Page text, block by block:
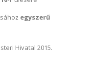
egyszerű
Hivatal 2015.